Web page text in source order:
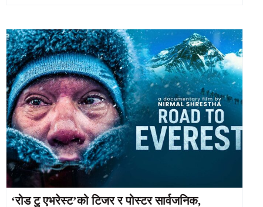
‘रोड टु एभरेस्ट’को टिजर र पोस्टर सार्वजनिक,